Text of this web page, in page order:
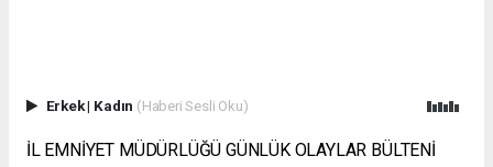
Erkek| Kadın (Haberi Sesli Oku)
İL EMNİYET MÜDÜRLÜĞÜ GÜNLÜK OLAYLAR BÜLTENİ